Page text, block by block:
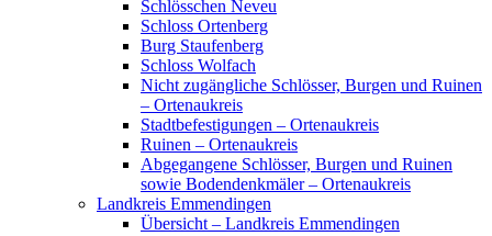
Schlösschen Neveu
Schloss Ortenberg
Burg Staufenberg
Schloss Wolfach
Nicht zugängliche Schlösser, Burgen und Ruinen
– Ortenaukreis
Stadtbefestigungen – Ortenaukreis
Ruinen – Ortenaukreis
Abgegangene Schlösser, Burgen und Ruinen
sowie Bodendenkmäler – Ortenaukreis
Landkreis Emmendingen
Übersicht – Landkreis Emmendingen